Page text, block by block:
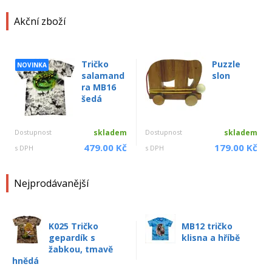
Akční zboží
NOVINKA
Tričko
salamand
ra MB16
šedá
Dostupnost skladem
s DPH 479.00 Kč
Puzzle
slon
Dostupnost skladem
s DPH 179.00 Kč
Nejprodávanější
K025 Tričko
gepardík s
žabkou, tmavě
hnědá
MB12 tričko
klisna a hříbě